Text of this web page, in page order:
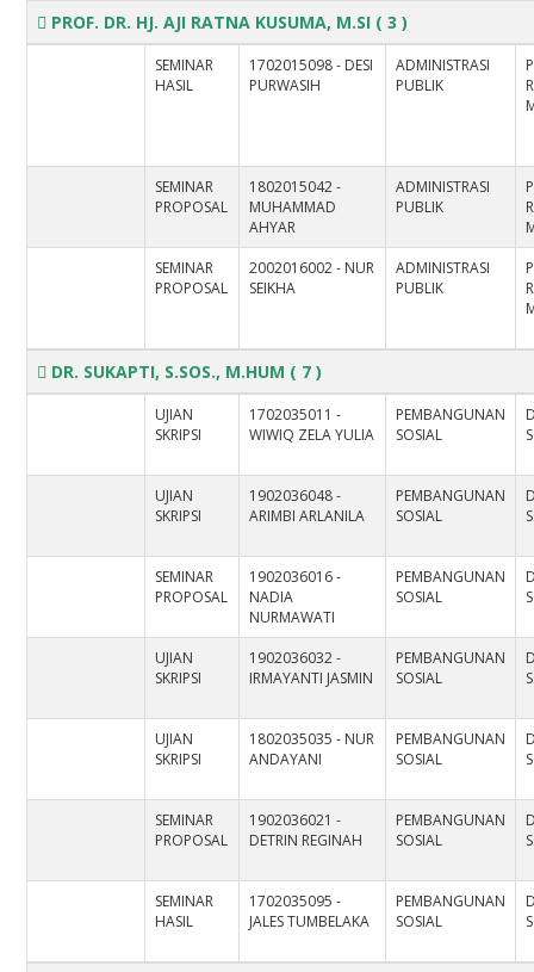
PROF. DR. HJ. AJI RATNA KUSUMA, M.SI ( 3 )
SEMINAR
HASIL
1702015098 - DESI
PURWASIH
ADMINISTRASI
PUBLIK
SEMINAR
PROPOSAL
1802015042 -
MUHAMMAD
AHYAR
ADMINISTRASI
PUBLIK
SEMINAR
PROPOSAL
2002016002 - NUR
SEIKHA
ADMINISTRASI
PUBLIK
DR. SUKAPTI, S.SOS., M.HUM ( 7 )
UJIAN
SKRIPSI
1702035011 -
WIWIQ ZELA YULIA
PEMBANGUNAN
SOSIAL
UJIAN
SKRIPSI
1902036048 -
ARIMBI ARLANILA
PEMBANGUNAN
SOSIAL
SEMINAR
PROPOSAL
1902036016 -
NADIA
NURMAWATI
PEMBANGUNAN
SOSIAL
UJIAN
SKRIPSI
1902036032 -
IRMAYANTI JASMIN
PEMBANGUNAN
SOSIAL
UJIAN
SKRIPSI
1802035035 - NUR
ANDAYANI
PEMBANGUNAN
SOSIAL
SEMINAR
PROPOSAL
1902036021 -
DETRIN REGINAH
PEMBANGUNAN
SOSIAL
SEMINAR
HASIL
1702035095 -
JALES TUMBELAKA
PEMBANGUNAN
SOSIAL